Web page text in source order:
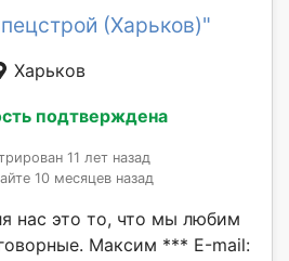
(Харьков)"
Харьков
подтверждена
11 лет назад
10 месяцев назад
нас это то, что мы любим
Максим *** Е-mail: